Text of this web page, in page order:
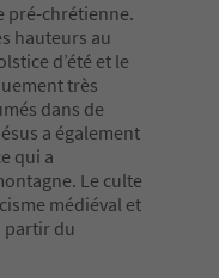
pré-chrétienne.
hauteurs au
d’été et le
très
dans de
a également
qui a
Le culte
médiéval et
partir du